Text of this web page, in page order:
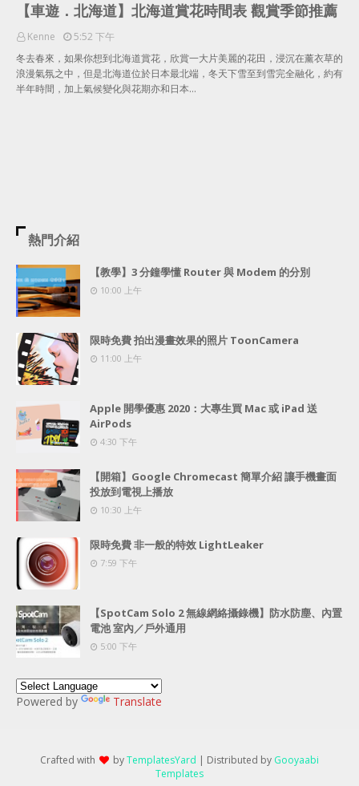
【車遊．北海道】北海道賞花時間表 觀賞季節推薦
Kenne
5:52 下午
冬去春來，如果你想到北海道賞花，欣賞一大片美麗的花田，浸沉在薰衣草的
浪漫氣氛之中，但是北海道位於日本最北端，冬天下雪至到雪完全融化，約有
半年時間，加上氣候變化與花期亦和日本…
熱門介紹
【教學】3 分鐘學懂 Router 與 Modem 的分別
10:00 上午
限時免費 拍出漫畫效果的照片 ToonCamera
11:00 上午
Apple 開學優惠 2020：大專生買 Mac 或 iPad 送
AirPods
4:30 下午
【開箱】Google Chromecast 簡單介紹 讓手機畫面
投放到電視上播放
10:30 上午
限時免費 非一般的特效 LightLeaker
7:59 下午
【SpotCam Solo 2 無線網絡攝錄機】防水防塵、內置
電池 室內／戶外通用
5:00 下午
Powered by Translate
Crafted with byTemplatesYard | Distributed by Gooyaabi
Templates